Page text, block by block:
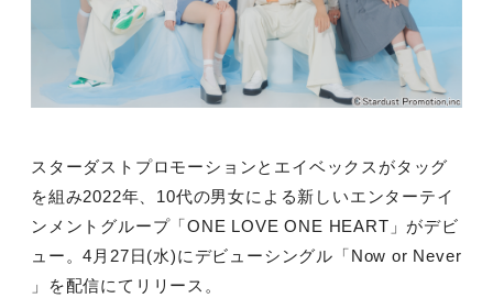
スターダストプロモーションとエイベックスがタッグ
を組み2022年、10代の男女による新しいエンターテイ
ンメントグループ「ONE LOVE ONE HEART」がデビ
ュー。4月27日(水)にデビューシングル「Now or Never
」を配信にてリリース。